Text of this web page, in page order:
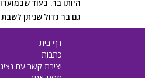
היותו בר. בעוד
גם בר גדול שניתן לשבת
דף בית
כתבות
יצירת קשר עם